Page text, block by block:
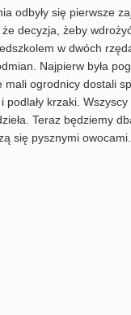
odbyły się pierwsze
decyzja, żeby
w dwóch
Najpierw była
mali ogrodnicy dostali
i podlały krzaki.
Teraz będziemy
się pysznymi owocami.